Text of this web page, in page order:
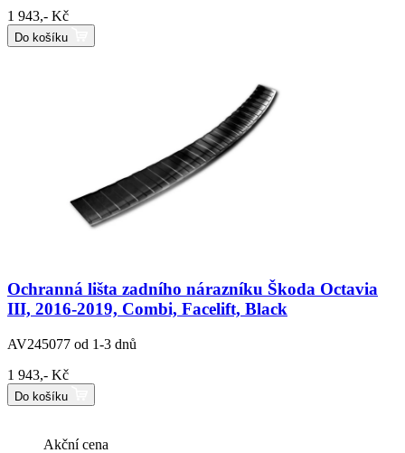
1 943,- Kč
Do košíku
Ochranná lišta zadního nárazníku Škoda Octavia
III, 2016-2019, Combi, Facelift, Black
AV245077 od 1-3 dnů
1 943,- Kč
Do košíku
Akční cena